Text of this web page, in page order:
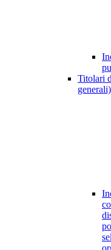
Titolari
generali)